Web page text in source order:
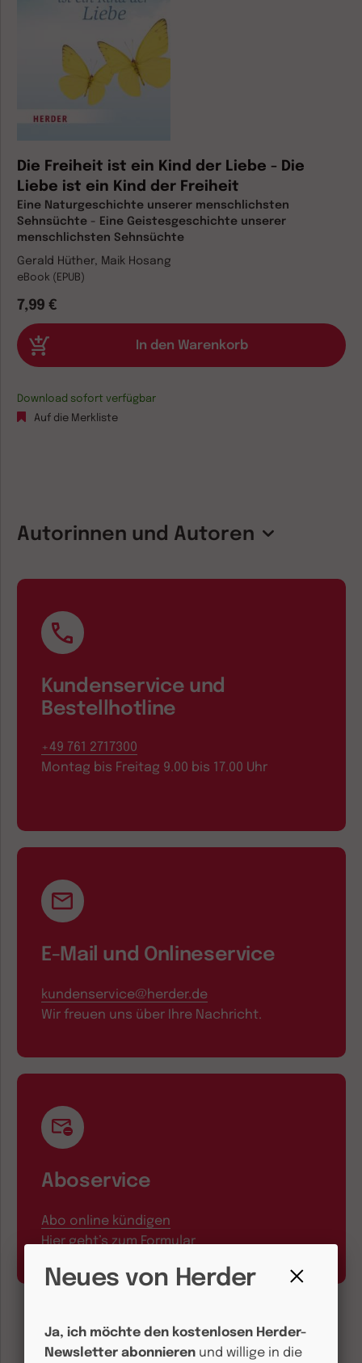
Die Freiheit ist ein Kind der Liebe - Die
Liebe ist ein Kind der Freiheit
Eine Naturgeschichte unserer menschlichsten
Sehnsüchte - Eine Geistesgeschichte unserer
menschlichsten Sehnsüchte
Gerald Hüther, Maik Hosang
eBook (EPUB)
7,99 €
Download sofort verfügbar
Auf die Merkliste
Autorinnen und Autoren
Kundenservice und
Bestellhotline
+49 761 2717300
Montag bis Freitag 9.00 bis 17.00 Uhr
E-Mail und Onlineservice
kundenservice@herder.de
Wir freuen uns über Ihre Nachricht.
Aboservice
Abo online kündigen
Hier geht’s zum Formular
Neues von Herder
Ja, ich möchte den kostenlosen Herder-
Newsletter abonnieren und willige in die